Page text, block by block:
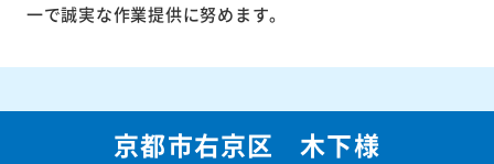
一で誠実な作業提供に努めます。
京都市右京区 木下様